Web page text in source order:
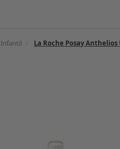
Infantil La Roche Posay Anthelios